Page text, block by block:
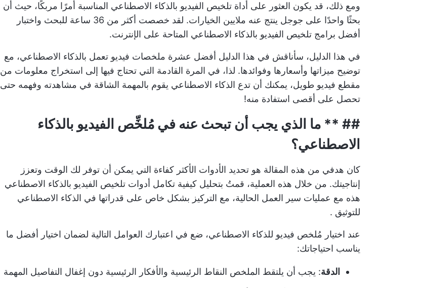
ومع ذلك، قد يكون العثور على أداة تلخيص الفيديو بالذكاء الاصطناعي المناسبة أمرًا مربكًا، حيث أن
بحثًا واحدًا على جوجل ينتج عنه ملايين الخيارات. لقد خصصت أكثر من 36 ساعة للبحث واختبار
أفضل برامج تلخيص الفيديو بالذكاء الاصطناعي المتاحة على الإنترنت.
في هذا الدليل، سأناقش في هذا الدليل أفضل عشرة ملخصات فيديو تعمل بالذكاء الاصطناعي، مع
توضيح ميزاتها وأسعارها وفوائدها. لذا، في المرة القادمة التي تحتاج فيها إلى استخراج معلومات من
مقطع فيديو طويل، يمكنك أن تدع الذكاء الاصطناعي يقوم بالمهمة الشاقة في مشاهدته وفهمه حتى
تحصل على أقصى استفادة منه!
## ** ما الذي يجب أن تبحث عنه في مُلخِّص الفيديو بالذكاء
الاصطناعي؟
كان هدفي من هذه المقالة هو تحديد الأدوات الأكثر كفاءة التي يمكن أن توفر لك الوقت وتعزز
إنتاجيتك. من خلال هذه العملية، قمتُ بتحليل كيفية تكامل أدوات تلخيص الفيديو بالذكاء الاصطناعي
هذه مع عمليات سير العمل الحالية، مع التركيز بشكل خاص على قدراتها في الذكاء الاصطناعي
للتوثيق .
عند اختيار مُلخص فيديو للذكاء الاصطناعي، ضع في اعتبارك العوامل التالية لضمان اختيار أفضل ما
يناسب احتياجاتك:
الدقة: يجب أن يلتقط الملخص النقاط الرئيسية والأفكار الرئيسية دون إغفال التفاصيل المهمة